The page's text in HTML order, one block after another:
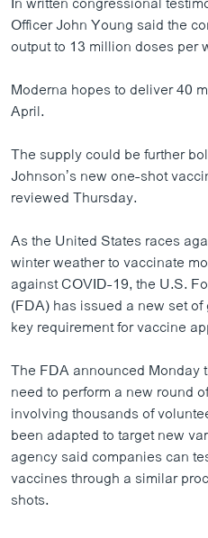
Officer John Young said the
output to 13 million doses per
Moderna hopes to deliver 40
April.
The supply could be further
Johnson’s new one-shot
reviewed Thursday.
As the United States races
winter weather to vaccinate
against COVID-19, the U.S.
(FDA) has issued a new set
key requirement for vaccine
The FDA announced Monday
need to perform a new round
involving thousands of
been adapted to target new
agency said companies can
vaccines through a similar
shots.